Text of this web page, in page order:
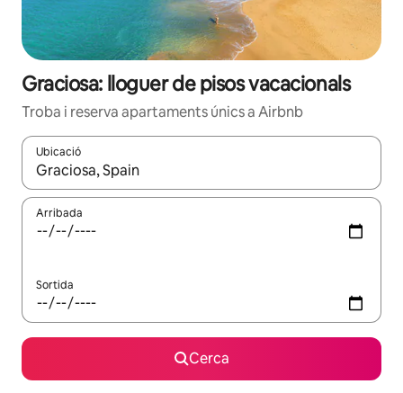
Graciosa: lloguer de pisos vacacionals
Troba i reserva apartaments únics a Airbnb
Ubicació
Quan els resultats estiguin disponibles, podràs navegar-hi a
Arribada
Sortida
Cerca